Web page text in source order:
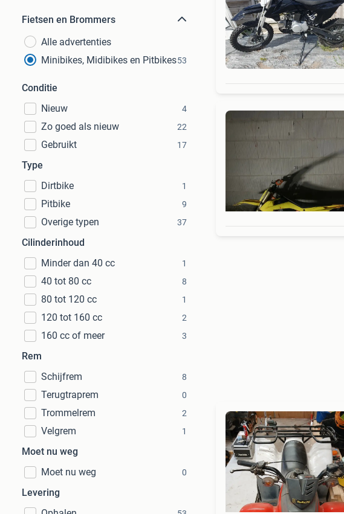
Fietsen en Brommers
Alle advertenties
Minibikes, Midibikes en Pitbikes53
Conditie
Nieuw
4
Zo goed als nieuw 22
Gebruikt 17
Type
Dirtbike
1
Pitbike 9
Overige typen 37
Cilinderinhoud
Minder dan 40 cc
1
40 tot 80 cc 8
80 tot 120 cc 1
120 tot 160 cc 2
160 cc of meer 3
Rem
Schijfrem
8
Terugtraprem 0
Trommelrem 2
Velgrem 1
Moet nu weg
Moet nu weg
0
Levering